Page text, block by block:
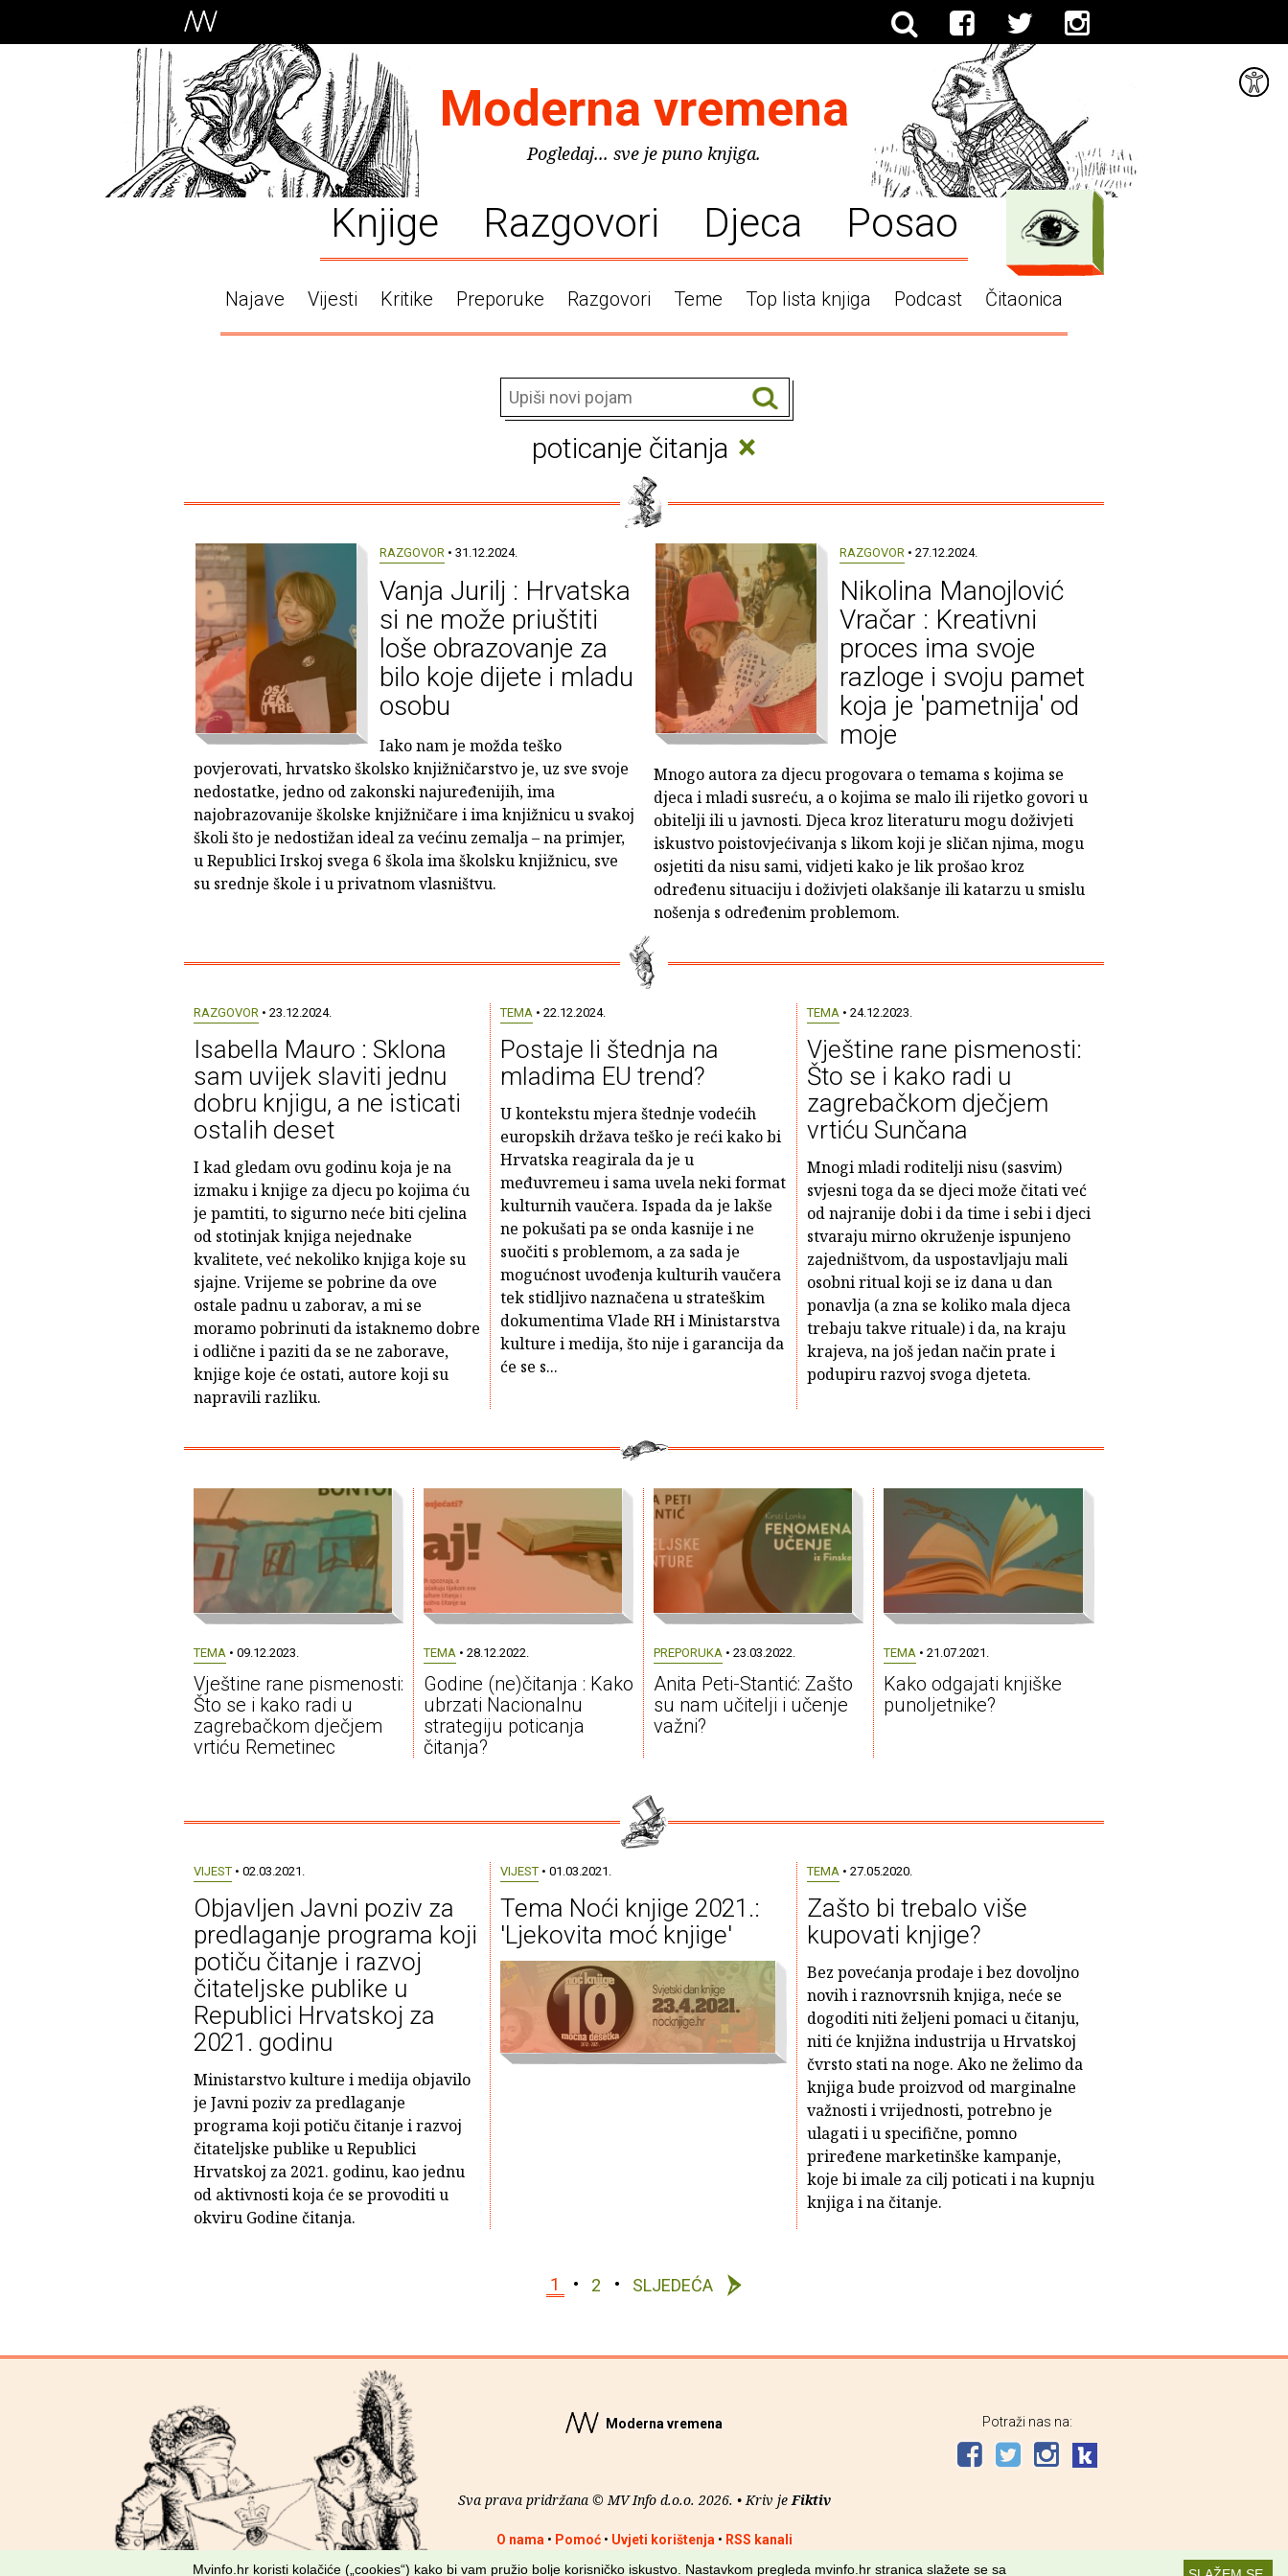
Moderna vremena
Pogledaj... sve je puno knjiga.
Knjige Razgovori Djeca Posao
Najave Vijesti Kritike Preporuke Razgovori Teme Top lista knjiga Podcast Čitaonica
poticanje čitanja ×
RAZGOVOR • 31.12.2024.
Vanja Jurilj : Hrvatska
si ne može priuštiti
loše obrazovanje za
bilo koje dijete i mladu
osobu
Iako nam je možda teško
povjerovati, hrvatsko školsko knjižničarstvo je, uz sve svoje
nedostatke, jedno od zakonski najuređenijih, ima
najobrazovanije školske knjižničare i ima knjižnicu u svakoj
školi što je nedostižan ideal za većinu zemalja – na primjer,
u Republici Irskoj svega 6 škola ima školsku knjižnicu, sve
su srednje škole i u privatnom vlasništvu.
RAZGOVOR • 27.12.2024.
Nikolina Manojlović
Vračar : Kreativni
proces ima svoje
razloge i svoju pamet
koja je 'pametnija' od
moje
Mnogo autora za djecu progovara o temama s kojima se
djeca i mladi susreću, a o kojima se malo ili rijetko govori u
obitelji ili u javnosti. Djeca kroz literaturu mogu doživjeti
iskustvo poistovjećivanja s likom koji je sličan njima, mogu
osjetiti da nisu sami, vidjeti kako je lik prošao kroz
određenu situaciju i doživjeti olakšanje ili katarzu u smislu
nošenja s određenim problemom.
RAZGOVOR• 23.12.2024.
Isabella Mauro : Sklona
sam uvijek slaviti jednu
dobru knjigu, a ne isticati
ostalih deset
I kad gledam ovu godinu koja je na
izmaku i knjige za djecu po kojima ću
je pamtiti, to sigurno neće biti cjelina
od stotinjak knjiga nejednake
kvalitete, već nekoliko knjiga koje su
sjajne. Vrijeme se pobrine da ove
ostale padnu u zaborav, a mi se
moramo pobrinuti da istaknemo dobre
i odlične i paziti da se ne zaborave,
knjige koje će ostati, autore koji su
napravili razliku.
TEMA• 22.12.2024.
Postaje li štednja na
mladima EU trend?
U kontekstu mjera štednje vodećih
europskih država teško je reći kako bi
Hrvatska reagirala da je u
međuvremeu i sama uvela neki format
kulturnih vaučera. Ispada da je lakše
ne pokušati pa se onda kasnije i ne
suočiti s problemom, a za sada je
mogućnost uvođenja kulturih vaučera
tek stidljivo naznačena u strateškim
dokumentima Vlade RH i Ministarstva
kulture i medija, što nije i garancija da
će se s...
TEMA• 24.12.2023.
Vještine rane pismenosti:
Što se i kako radi u
zagrebačkom dječjem
vrtiću Sunčana
Mnogi mladi roditelji nisu (sasvim)
svjesni toga da se djeci može čitati već
od najranije dobi i da time i sebi i djeci
stvaraju mirno okruženje ispunjeno
zajedništvom, da uspostavljaju mali
osobni ritual koji se iz dana u dan
ponavlja (a zna se koliko mala djeca
trebaju takve rituale) i da, na kraju
krajeva, na još jedan način prate i
podupiru razvoj svoga djeteta.
TEMA • 09.12.2023.
Vještine rane pismenosti:
Što se i kako radi u
zagrebačkom dječjem
vrtiću Remetinec
TEMA • 28.12.2022.
Godine (ne)čitanja : Kako
ubrzati Nacionalnu
strategiju poticanja
čitanja?
PREPORUKA • 23.03.2022.
Anita Peti-Stantić: Zašto
su nam učitelji i učenje
važni?
TEMA • 21.07.2021.
Kako odgajati knjiške
punoljetnike?
VIJEST• 02.03.2021.
Objavljen Javni poziv za
predlaganje programa koji
potiču čitanje i razvoj
čitateljske publike u
Republici Hrvatskoj za
2021. godinu
Ministarstvo kulture i medija objavilo
je Javni poziv za predlaganje
programa koji potiču čitanje i razvoj
čitateljske publike u Republici
Hrvatskoj za 2021. godinu, kao jednu
od aktivnosti koja će se provoditi u
okviru Godine čitanja.
VIJEST• 01.03.2021.
Tema Noći knjige 2021.:
'Ljekovita moć knjige'
TEMA• 27.05.2020.
Zašto bi trebalo više
kupovati knjige?
Bez povećanja prodaje i bez dovoljno
novih i raznovrsnih knjiga, neće se
dogoditi niti željeni pomaci u čitanju,
niti će knjižna industrija u Hrvatskoj
čvrsto stati na noge. Ako ne želimo da
knjiga bude proizvod od marginalne
važnosti i vrijednosti, potrebno je
ulagati i u specifične, pomno
priređene marketinške kampanje,
koje bi imale za cilj poticati i na kupnju
knjiga i na čitanje.
1 2 SLJEDEĆA
Moderna vremena
Sva prava pridržana © MV Info d.o.o. 2026. • Kriv je Fiktiv
O nama • Pomoć• Uvjeti korištenja • RSS kanali
Potraži nas na:
Mvinfo.hr koristi kolačiće („cookies“) kako bi vam pružio bolje korisničko iskustvo. Nastavkom pregleda mvinfo.hr stranica slažete se sa